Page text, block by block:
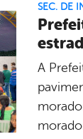
SEC. DE
A